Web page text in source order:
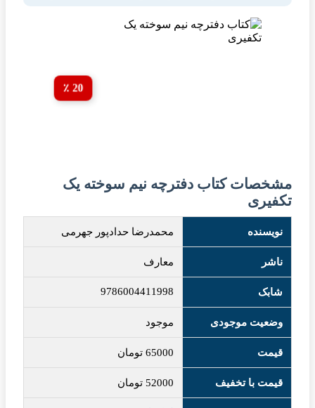
20 ٪
مشخصات کتاب دفترچه نیم سوخته یک
تکفیری
نویسنده محمدرضا حدادپور جهرمی
ناشر معارف
شابک 9786004411998
وضعیت موجودی موجود
قیمت 65000 تومان
قیمت با تخفیف 52000 تومان